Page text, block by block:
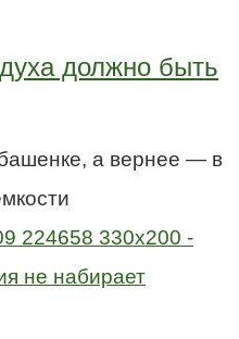
должно быть
а вернее — в